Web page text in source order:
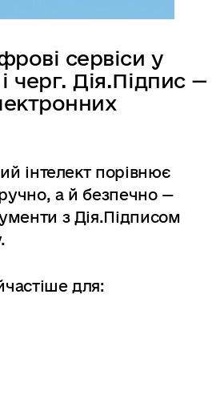
сервіси у
черг. Дія.Підпис —
інтелект порівнює
а й безпечно —
з Дія.Підписом
для: